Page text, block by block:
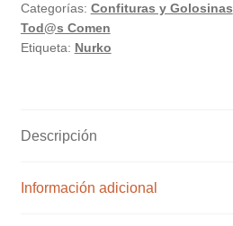
Categorías: Confituras y Golosinas
Tod@s Comen
Etiqueta: Nurko
Descripción
Información adicional